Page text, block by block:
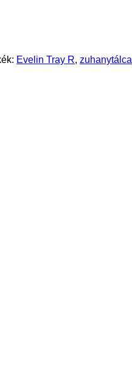
Evelin Tray R, zuhanytálca